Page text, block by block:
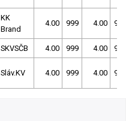
KK
Brand
4.00 999 4.00 999
SKVSČB 4.00 999 4.00 999
Sláv.KV 4.00 999 4.00 999